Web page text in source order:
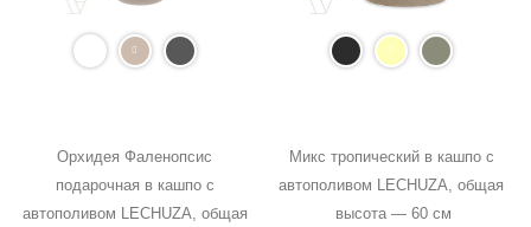
Орхидея Фаленопсис
подарочная в кашпо с
автополивом LECHUZA, общая
Микс тропический в кашпо с
автополивом LECHUZA, общая
высота — 60 см